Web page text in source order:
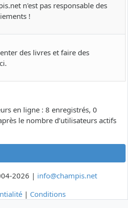
n'est pas responsable des
!
des livres et faire des
en ligne : 8 enregistrés, 0
le nombre d’utilisateurs actifs
2026 | info@champis.net
| Conditions